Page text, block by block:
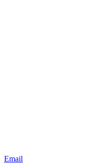
Email